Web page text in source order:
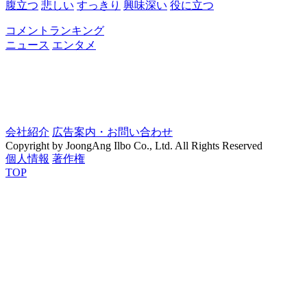
腹立つ 悲しい すっきり 興味深い 役に立つ
コメントランキング
ニュース エンタメ
会社紹介 広告案内・お問い合わせ
Copyright by JoongAng Ilbo Co., Ltd. All Rights Reserved
個人情報 著作権
TOP